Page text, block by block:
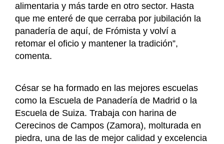
alimentaria y más tarde en otro sector. Hasta
que me enteré de que cerraba por jubilación la
panadería de aquí, de Frómista y volví a
retomar el oficio y mantener la tradición”,
comenta.
César se ha formado en las mejores escuelas
como la Escuela de Panadería de Madrid o la
Escuela de Suiza. Trabaja con harina de
Cerecinos de Campos (Zamora), molturada en
piedra, una de las de mejor calidad y excelencia